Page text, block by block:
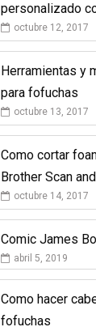
personalizado
octubre 12, 2017
Herramientas y
para fofuchas
octubre 13, 2017
Como cortar
Brother Scan
octubre 14, 2017
Comic James
abril 5, 2019
Como hacer
fofuchas